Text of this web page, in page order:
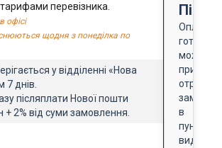
перевізника.
офісі
щодня з понеділка по
у відділенні «Нова
7 днів.
післяплати Нової пошти
+ 2% від суми замовлення.
Оплата
готівкою
можлива
при
в
пункті
видачі